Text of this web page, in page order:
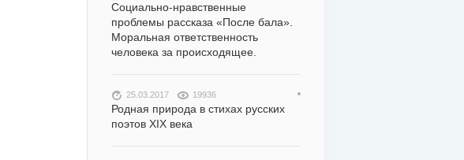
Социально-нравственные
проблемы рассказа «После бала».
Моральная ответственность
человека за происходящее.
25.03.2017 19936
Родная природа в стихах русских
поэтов XIX века